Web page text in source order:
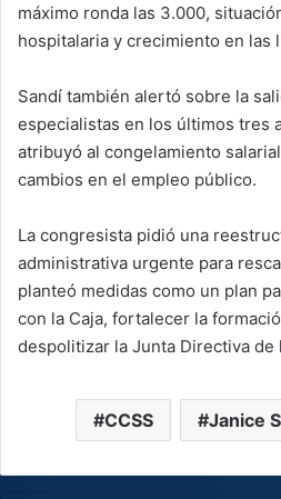
máximo ronda las 3.000,
hospitalaria y crecimiento en las
Sandí también alertó sobre la
especialistas en los últimos tres
atribuyó al congelamiento
cambios en el empleo público.
La congresista pidió una
administrativa urgente para
planteó medidas como un plan
con la Caja, fortalecer la
despolitizar la Junta Directiva de
CCSS Janice